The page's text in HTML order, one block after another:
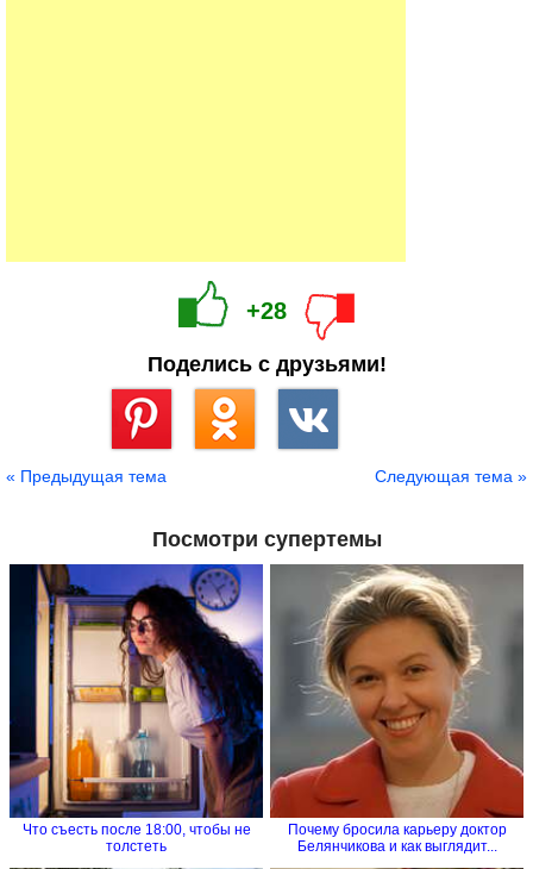
+28
Поделись с друзьями!
« Предыдущая тема Следующая тема »
Посмотри супертемы
Что съесть после 18:00, чтобы не
толстеть
Почему бросила карьеру доктор
Белянчикова и как выглядит...